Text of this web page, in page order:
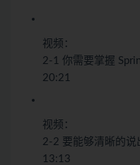
视频：
2-1 你需要掌握
20:21
视频：
2-2 要能够清晰的说
13:13